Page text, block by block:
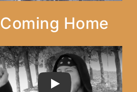
Coming Home
PLAY